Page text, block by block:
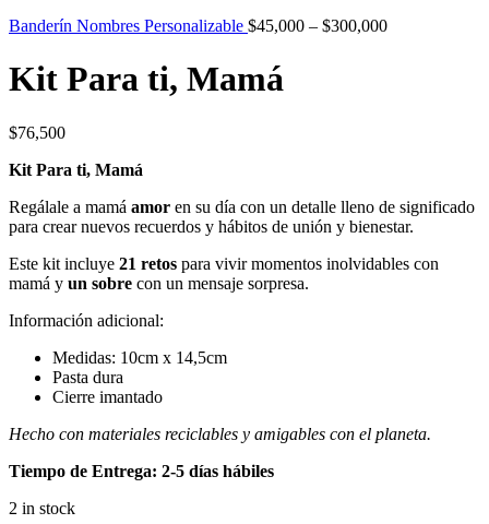
Banderín Nombres Personalizable $45,000 – $300,000
Kit Para ti, Mamá
$76,500
Kit Para ti, Mamá
Regálale a mamá amor en su día con un detalle lleno de significado
para crear nuevos recuerdos y hábitos de unión y bienestar.
Este kit incluye 21 retos para vivir momentos inolvidables con
mamá y un sobre con un mensaje sorpresa.
Información adicional:
Medidas: 10cm x 14,5cm
Pasta dura
Cierre imantado
Hecho con materiales reciclables y amigables con el planeta.
Tiempo de Entrega: 2-5 días hábiles
2 in stock